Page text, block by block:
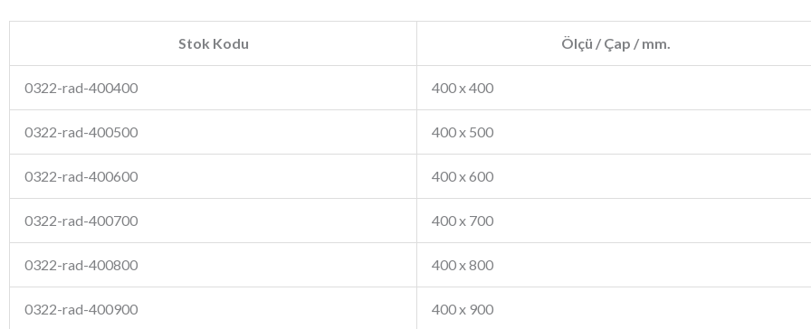
Stok Kodu Ölçü / Çap / mm.
0322-rad-400400 400 x 400
0322-rad-400500 400 x 500
0322-rad-400600 400 x 600
0322-rad-400700 400 x 700
0322-rad-400800 400 x 800
0322-rad-400900 400 x 900